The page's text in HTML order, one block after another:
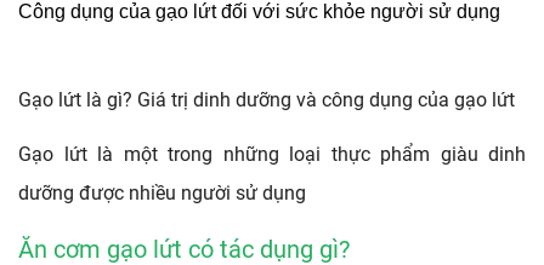
Công dụng của gạo lứt đối với sức khỏe người sử dụng
Gạo lứt là gì? Giá trị dinh dưỡng và công dụng của gạo lứt
Gạo lứt là một trong những loại thực phẩm giàu dinh
dưỡng được nhiều người sử dụng
Ăn cơm gạo lứt có tác dụng gì?